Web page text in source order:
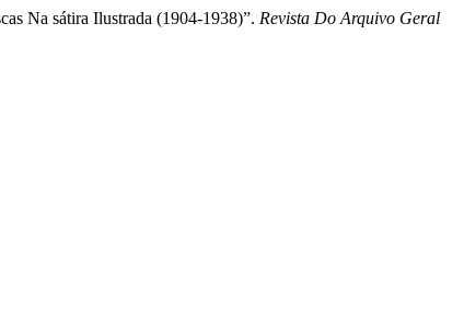
Na sátira Ilustrada (1904-1938)”. Revista Do Arquivo Geral